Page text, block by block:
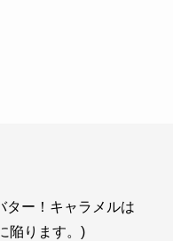
ー！キャラメルは
陥ります。)